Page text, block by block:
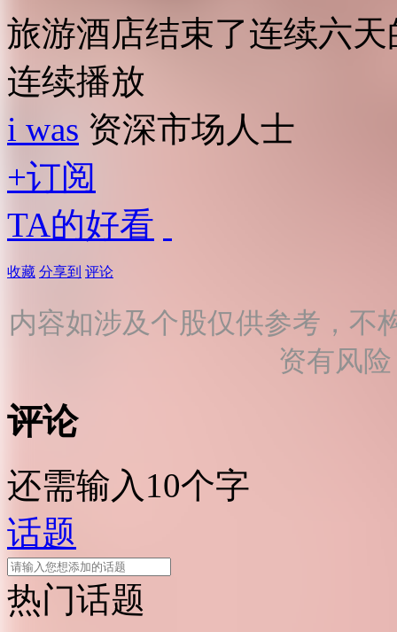
旅游酒店结束了连续六
连续播放
i was 资深市场人士
+订阅
TA的好看
收藏 分享到 评论
内容如涉及个股仅供参考，不
资有风
评论
还需输入10个字
话题
热门话题